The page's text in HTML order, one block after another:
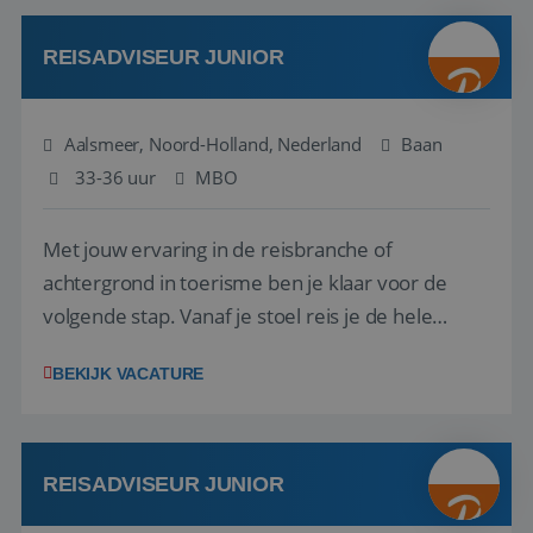
werken: of het nu gaat om vragen ...
REISADVISEUR JUNIOR
Aalsmeer, Noord-Holland, Nederland
Baan
33-36 uur
MBO
Met jouw ervaring in de reisbranche of
achtergrond in toerisme ben je klaar voor de
volgende stap. Vanaf je stoel reis je de hele
wensen van je team, je klant en wat er in de
klanten te overtuigen om die droomreis te
boeken! ...
BEKIJK VACATURE
REISADVISEUR JUNIOR